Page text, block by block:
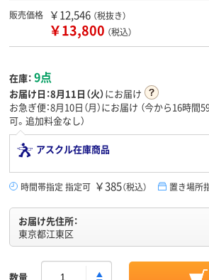
販売価格 ￥12,546 （税抜き）
￥13,800 （税込）
在庫： 9点
お届け日：8月11日（火）にお届け
お急ぎ便：8月10日（月）にお届け （今から16時間
可。追加料金なし）
アスクル在庫商品
時間帯指定 指定可 ￥385（税込） 置き場所
お届け先住所：
東京都江東区
数量